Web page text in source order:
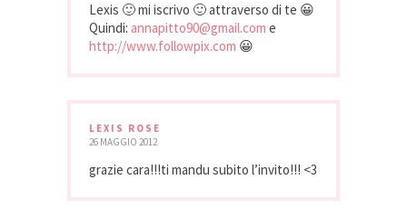
Lexis 🙂 mi iscrivo 🙂 attraverso di te 😀
Quindi: annapitto90@gmail.com e
http://www.followpix.com 😀
LEXIS ROSE
26 MAGGIO 2012
grazie cara!!!ti mandu subito l’invito!!! <3